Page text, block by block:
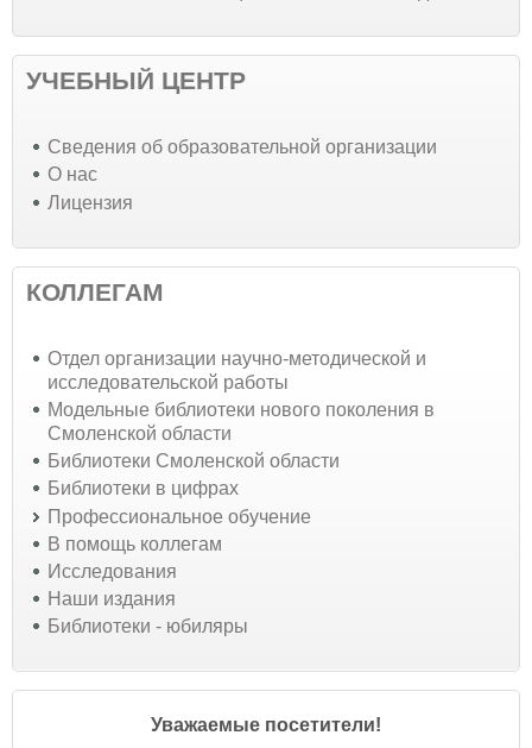
УЧЕБНЫЙ ЦЕНТР
Cведения об образовательной организации
О нас
Лицензия
КОЛЛЕГАМ
Отдел организации научно-методической и
исследовательской работы
Модельные библиотеки нового поколения в
Смоленской области
Библиотеки Смоленской области
Библиотеки в цифрах
Профессиональное обучение
В помощь коллегам
Исследования
Наши издания
Библиотеки - юбиляры
Уважаемые посетители!